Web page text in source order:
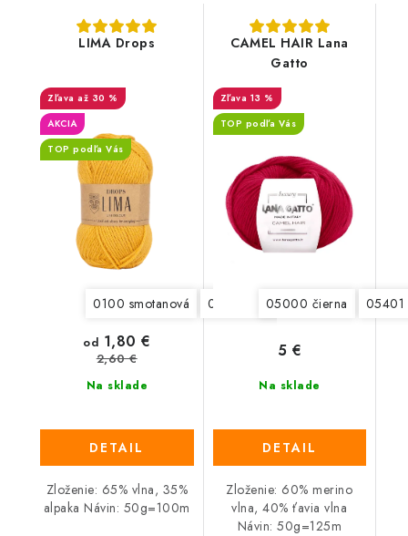
LIMA Drops
až 30 %
AKCIA
TOP podľa Vás
0100 smotanová 0206 svetlá béžová 0519
Na sklade
od 1,80 €
2,60 €
DETAIL
Zloženie: 65% vlna, 35%
alpaka Návin: 50g=100m
CAMEL HAIR Lana
Gatto
13 %
TOP podľa Vás
05000 čierna 05401
Na sklade
5 €
DETAIL
Zloženie: 60% merino
vlna, 40% ťavia vlna
Návin: 50g=125m